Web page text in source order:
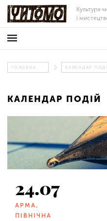
Культура
і
ГОЛОВНА КАЛЕНДАР
КАЛЕНДАР ПОДІЙ
24.07
АРМА,
ПІВНІЧНА